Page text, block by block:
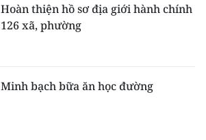
Hoàn thiện hồ sơ địa giới hành chính
126 xã, phường
Minh bạch bữa ăn học đường